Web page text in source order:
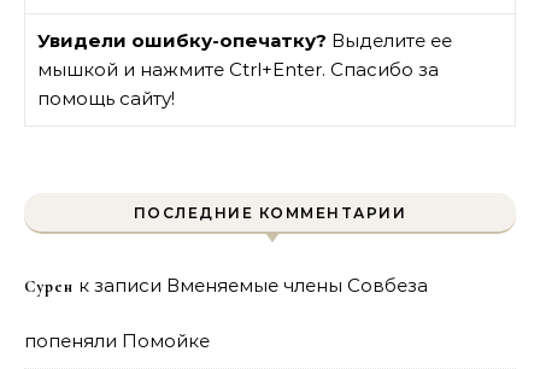
Увидели ошибку-опечатку? Выделите ее
мышкой и нажмите Ctrl+Enter. Спасибо за
помощь сайту!
ПОСЛЕДНИЕ КОММЕНТАРИИ
Сурен к записи Вменяемые члены Совбеза
попеняли Помойке